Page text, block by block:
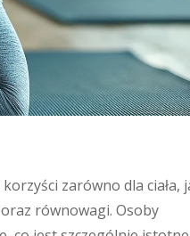
zarówno dla ciała,
oraz równowagi. Osoby